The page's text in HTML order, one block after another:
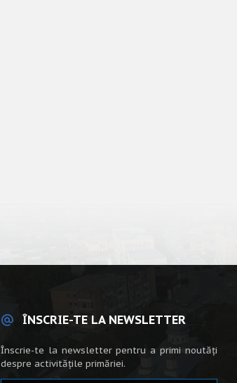
ÎNSCRIE-TE LA NEWSLETTER
Înscrie-te la newsletter pentru a primi noutăți
despre activitățile primăriei.